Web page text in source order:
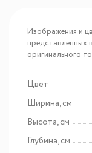
Изображения и
представленных
оригинального
Цвет
Ширина, см
Высота, см
Глубина, см